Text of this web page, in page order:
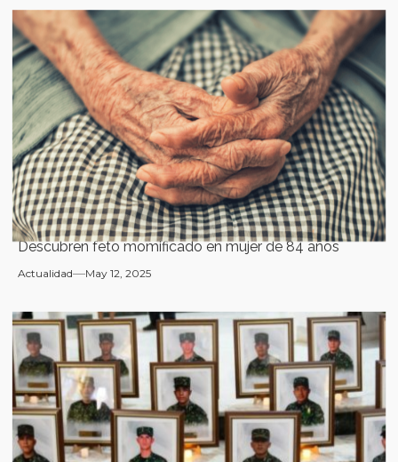
Descubren feto momificado en mujer de 84 años
Actualidad May 12, 2025